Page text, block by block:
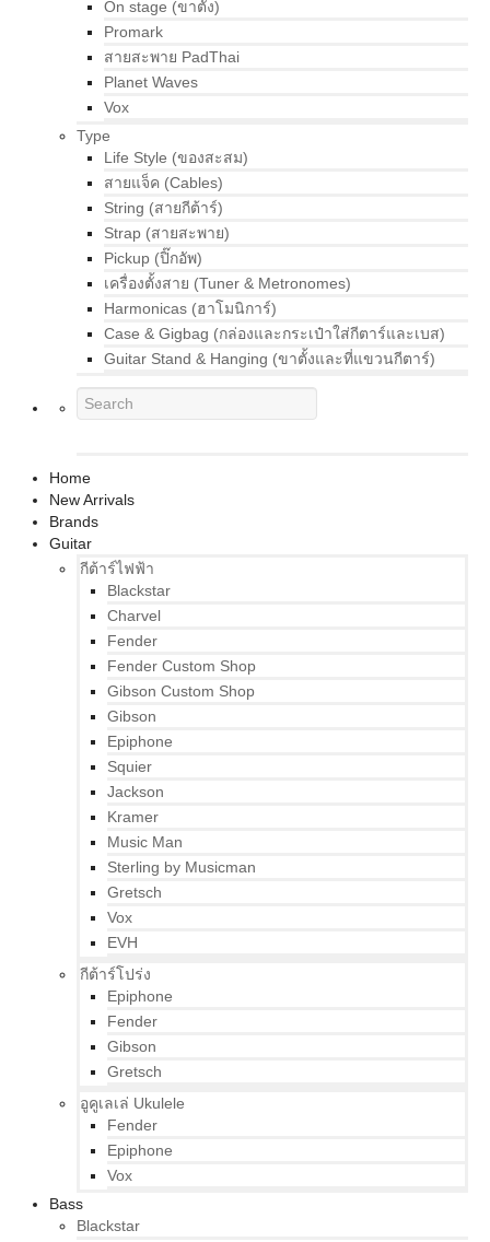
On stage (ขาตั้ง)
Promark
สายสะพาย PadThai
Planet Waves
Vox
Type
Life Style (ของสะสม)
สายแจ็ค (Cables)
String (สายกีต้าร์)
Strap (สายสะพาย)
Pickup (ปิ๊กอัพ)
เครื่องตั้งสาย (Tuner & Metronomes)
Harmonicas (ฮาโมนิการ์)
Case & Gigbag (กล่องและกระเป๋าใส่กีตาร์และเบส)
Guitar Stand & Hanging (ขาตั้งและที่แขวนกีตาร์)
Home
New Arrivals
Brands
Guitar
กีต้าร์ไฟฟ้า
Blackstar
Charvel
Fender
Fender Custom Shop
Gibson Custom Shop
Gibson
Epiphone
Squier
Jackson
Kramer
Music Man
Sterling by Musicman
Gretsch
Vox
EVH
กีต้าร์โปร่ง
Epiphone
Fender
Gibson
Gretsch
อูคูเลเล่ Ukulele
Fender
Epiphone
Vox
Bass
Blackstar